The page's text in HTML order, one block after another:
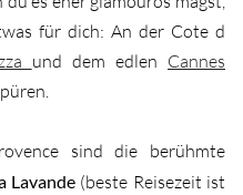
für dich: An der Cote d
und dem edlen Cannes
sind die berühmte
Lavande(beste Reisezeit ist